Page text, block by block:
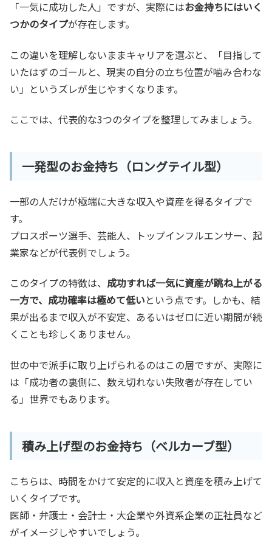
「一気に成功した人」ですが、実際にはお金持ちにはいく
つかのタイプが存在します。
この違いを理解しないままキャリアを選ぶと、「目指して
いたはずのゴールと、現実の自分の立ち位置が噛み合わな
い」というズレが生じやすくなります。
ここでは、代表的な3つのタイプを整理してみましょう。
一発型のお金持ち（ロングテイル型）
一部の人だけが極端に大きな収入や資産を得るタイプで
す。
プロスポーツ選手、芸能人、トップインフルエンサー、起
業家などが代表例でしょう。
このタイプの特徴は、 成功すれば一気に資産が跳ね上がる
一方で、成功確率は極めて低いという点です。しかも、結
果が出るまで収入が不安定、あるいはゼロに近い期間が続
くことも珍しくありません。
世の中で派手に取り上げられるのはこの層ですが、実際に
は「成功者の裏側に、数え切れない失敗者が存在してい
る」世界でもあります。
積み上げ型のお金持ち（ベルカーブ型）
こちらは、時間をかけて安定的に収入と資産を積み上げて
いくタイプです。
医師・弁護士・会計士・大企業や外資系企業の正社員など
がイメージしやすいでしょう。